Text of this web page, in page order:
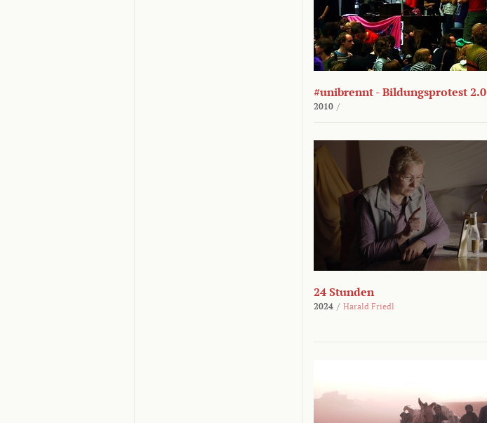
#unibrennt - Bildungsprotest 2.0
2010 /
24 Stunden
2024 / Harald Friedl